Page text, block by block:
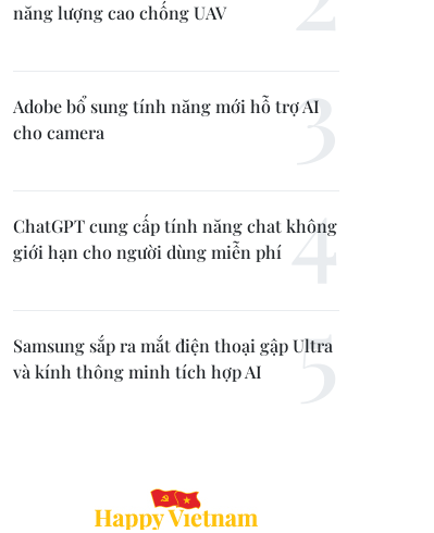
năng lượng cao chống UAV
Adobe bổ sung tính năng mới hỗ trợ AI
cho camera
ChatGPT cung cấp tính năng chat không
giới hạn cho người dùng miễn phí
Samsung sắp ra mắt điện thoại gập Ultra
và kính thông minh tích hợp AI